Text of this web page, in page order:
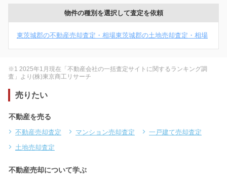
物件の種別を選択して査定を依頼
東茨城郡の不動産売却査定・相場東茨城郡の土地売却査定・相場
※1 2025年1月現在「不動産会社の一括査定サイトに関するランキング調
査」より(株)東京商工リサーチ
売りたい
不動産を売る
不動産売却査定 マンション売却査定
一戸建て売却査定
土地売却査定
不動産売却について学ぶ